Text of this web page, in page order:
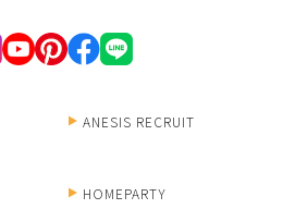
ANESIS RECRUIT
HOMEPARTY